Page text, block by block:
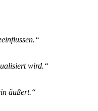
wird.“
äußert.“